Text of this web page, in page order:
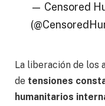
— Censored
La liberación de los
de tensiones
humanitarios